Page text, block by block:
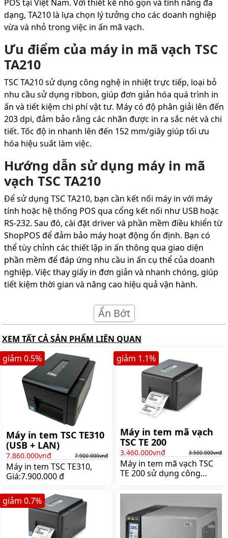
POS tại Việt Nam. Với thiết kế nhỏ gọn và tính năng đa
dạng, TA210 là lựa chọn lý tưởng cho các doanh nghiệp
vừa và nhỏ trong việc in ấn mã vạch.
Ưu điểm của máy in mã vạch TSC
TA210
TSC TA210 sử dụng công nghệ in nhiệt trực tiếp, loại bỏ
nhu cầu sử dụng ribbon, giúp đơn giản hóa quá trình in
ấn và tiết kiệm chi phí vật tư. Máy có độ phân giải lên đến
203 dpi, đảm bảo rằng các nhãn được in ra sắc nét và chi
tiết. Tốc độ in nhanh lên đến 152 mm/giây giúp tối ưu
hóa hiệu suất làm việc.
Hướng dẫn sử dụng máy in mã
vạch TSC TA210
Để sử dụng TSC TA210, bạn cần kết nối máy in với máy
tính hoặc hệ thống POS qua cổng kết nối như USB hoặc
RS-232. Sau đó, cài đặt driver và phần mềm điều khiển từ
ShopPOS để đảm bảo máy hoạt động ổn định. Bạn có
thể tùy chỉnh các thiết lập in ấn thông qua giao diện
phần mềm để đáp ứng nhu cầu in ấn cụ thể của doanh
nghiệp. Việc thay giấy in đơn giản và nhanh chóng, giúp
tiết kiệm thời gian và nâng cao hiệu quả vận hành.
Ẩn Bớt
XEM TẤT CẢ SẢN PHẨM LIÊN QUAN
Máy in tem TSC TE310
(USB + LAN)
7.860.000vnđ 7.900.000vnđ
Máy in tem TSC TE310,
Giá:7.900.000 đ
giảm 0.5%
Máy in tem mã vạch
TSC TE 200
3.460.000vnđ 3.500.000vnđ
Máy in tem mã vạch TSC
TE 200 sử dụng công
đại, tiên tiến cho chất
lượng in tốt nhất. Ngoài
ra, máy in mã vạch mini TE
200 có thiết kế nhỏ gọn,
dễ dàng sử dụng cực tiện
giảm 1.1%
giảm 0.7%